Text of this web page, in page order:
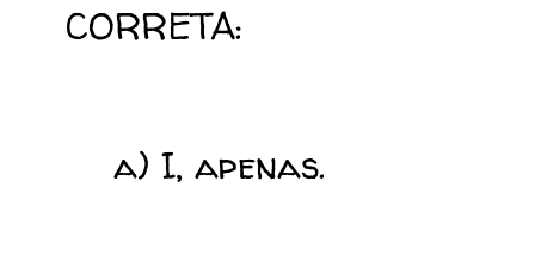
CORRETA:
a) I, apenas.